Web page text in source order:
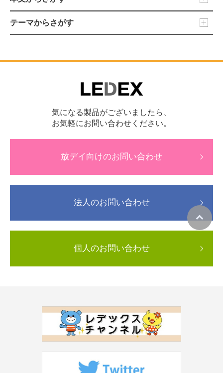
テーマからさがす
気になる製品がございましたら、
お気軽にお問い合わせください。
放デイ向けのお問い合わせ
法人のお問い合わせ
個人のお問い合わせ